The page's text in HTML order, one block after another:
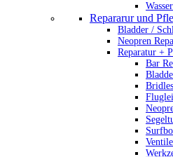
Repararur und
Bladder /
Neopren
Reparatur +
Bar